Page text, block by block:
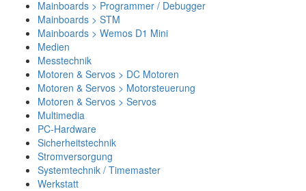
Mainboards > Programmer / Debugger
Mainboards > STM
Mainboards > Wemos D1 Mini
Medien
Messtechnik
Motoren & Servos > DC Motoren
Motoren & Servos > Motorsteuerung
Motoren & Servos > Servos
Multimedia
PC-Hardware
Sicherheitstechnik
Stromversorgung
Systemtechnik / Timemaster
Werkstatt